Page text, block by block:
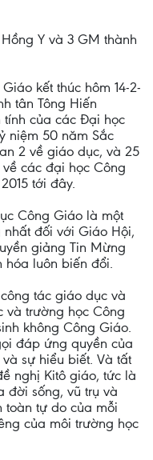
Y và 3 GM thành
kết thúc hôm 14-2-
tân Tông Hiến
tính của các Đại học
niệm 50 năm Sắc
2 về giáo dục, và 25
về các đại học Công
tới đây.
Công Giáo là một
đối với Giáo Hội,
giảng Tin Mừng
hóa luôn biến đổi.
tác giáo dục và
và trường học Công
không Công Giáo.
đáp ứng quyền của
sự hiểu biết. Và tất
nghị Kitô giáo, tức là
đời sống, vũ trụ và
toàn tự do của mỗi
của môi trường học